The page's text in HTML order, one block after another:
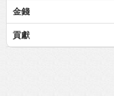
金錢
貢獻